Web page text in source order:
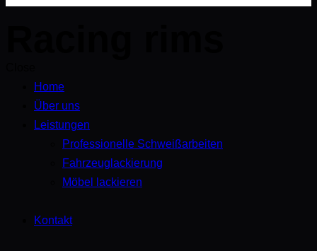
Home
Über uns
Leistungen
Professionelle Schweißarbeiten
Fahrzeuglackierung
Möbel lackieren
Kontakt